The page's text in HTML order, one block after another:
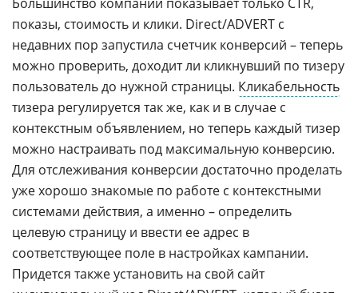
показы, стоимость и клики. Direct/ADVERT с
недавних пор запустила счетчик конверсий – теперь
можно проверить, доходит ли кликнувший по тизеру
пользователь до нужной страницы. Кликабельность
тизера регулируется так же, как и в случае с
контекстным объявлением, но теперь каждый тизер
можно настраивать под максимальную конверсию.
Для отслеживания конверсии достаточно проделать
уже хорошо знакомые по работе с контекстными
системами действия, а именно – определить
целевую страницу и ввести ее адрес в
соответствующее поле в настройках кампании.
Придется также установить на свой сайт